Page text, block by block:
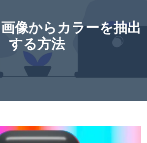
像からカラーを抽出
する方法